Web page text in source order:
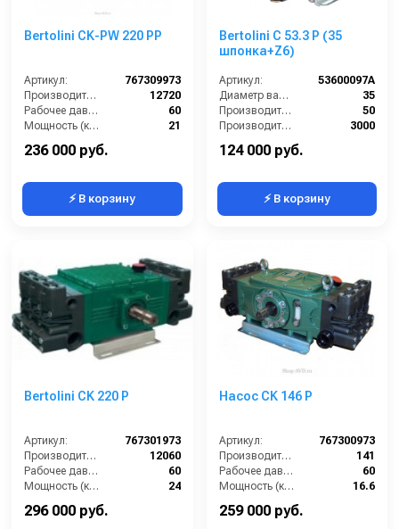
Bertolini CK-PW 220 PP
Артикул:
767309973
Производительность (л/ч):
12720
Рабочее давление (бар):
60
Мощность (кВт):
21
236 000 руб.
⚡ В корзину
Bertolini C 53.3 P (35
шпонка+Z6)
Артикул:
53600097A
Диаметр вала (мм):
35
Производительность (л/мин):
50
Производительность (л/ч):
3000
124 000 руб.
⚡ В корзину
Bertolini CK 220 Р
Артикул:
767301973
Производительность (л/ч):
12060
Рабочее давление (бар):
60
Мощность (кВт):
24
296 000 руб.
Насос CK 146 Р
Артикул:
767300973
Производительность (л/мин):
141
Рабочее давление (бар):
60
Мощность (кВт):
16.6
259 000 руб.